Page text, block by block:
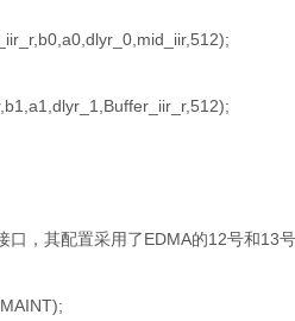
口，其配置采用了EDMA的12号和13